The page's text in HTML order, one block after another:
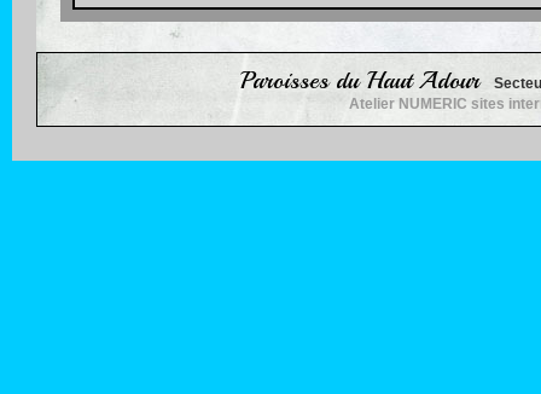
Paroisses du Haut Adour
Atelier NUMERIC sites